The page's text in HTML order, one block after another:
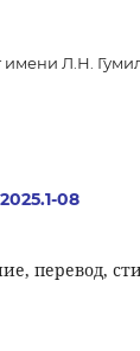
Л.Н.
08
перевод,